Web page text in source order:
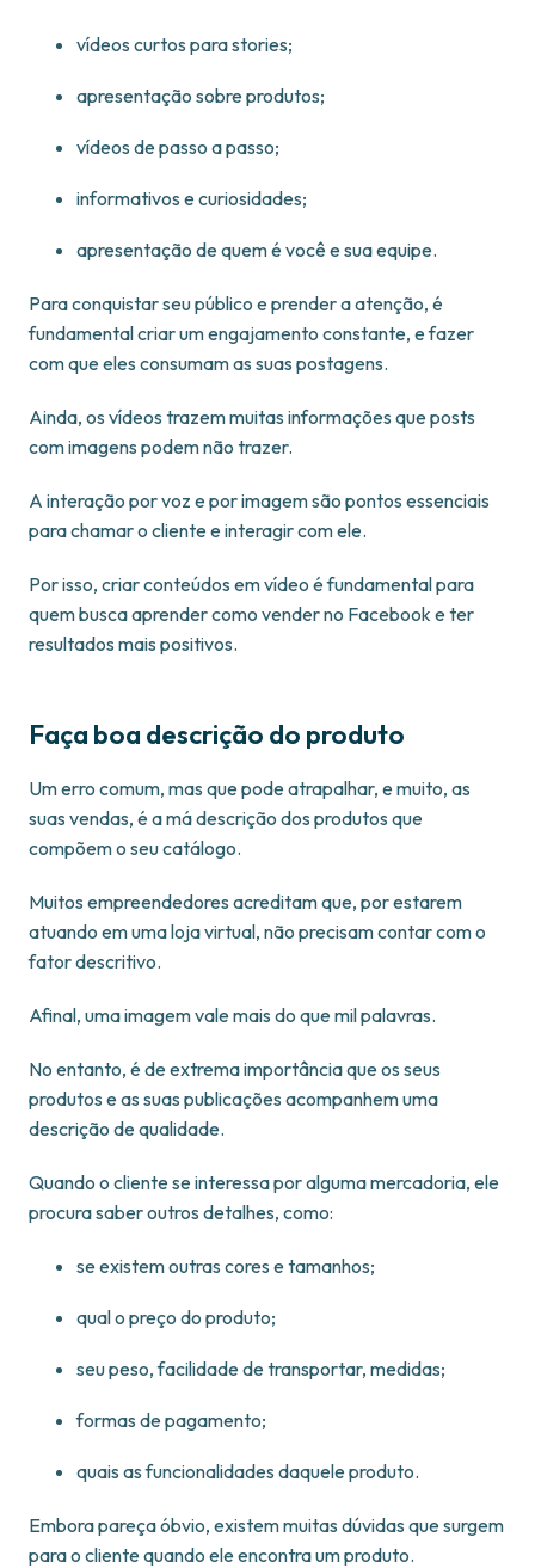
vídeos curtos para stories;
apresentação sobre produtos;
vídeos de passo a passo;
informativos e curiosidades;
apresentação de quem é você e sua equipe.
Para conquistar seu público e prender a atenção, é
fundamental criar um engajamento constante, e fazer
com que eles consumam as suas postagens.
Ainda, os vídeos trazem muitas informações que posts
com imagens podem não trazer.
A interação por voz e por imagem são pontos essenciais
para chamar o cliente e interagir com ele.
Por isso, criar conteúdos em vídeo é fundamental para
quem busca aprender como vender no Facebook e ter
resultados mais positivos.
Faça boa descrição do produto
Um erro comum, mas que pode atrapalhar, e muito, as
suas vendas, é a má descrição dos produtos que
compõem o seu catálogo.
Muitos empreendedores acreditam que, por estarem
atuando em uma loja virtual, não precisam contar com o
fator descritivo.
Afinal, uma imagem vale mais do que mil palavras.
No entanto, é de extrema importância que os seus
produtos e as suas publicações acompanhem uma
descrição de qualidade.
Quando o cliente se interessa por alguma mercadoria, ele
procura saber outros detalhes, como:
se existem outras cores e tamanhos;
qual o preço do produto;
seu peso, facilidade de transportar, medidas;
formas de pagamento;
quais as funcionalidades daquele produto.
Embora pareça óbvio, existem muitas dúvidas que surgem
para o cliente quando ele encontra um produto.